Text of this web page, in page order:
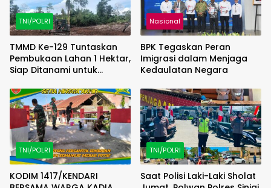
TNI/POLRI
TMMD Ke-129 Tuntaskan
Pembukaan Lahan 1 Hektar,
Siap Ditanami untuk
Pangan Kampung Sesor
Nasional
BPK Tegaskan Peran
Imigrasi dalam Menjaga
Kedaulatan Negara
TNI/POLRI
KODIM 1417/KENDARI
TNI/POLRI
Saat Polisi Laki-Laki Sholat